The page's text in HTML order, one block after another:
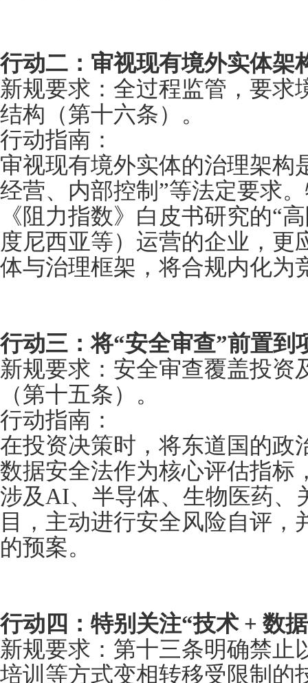
行动二：审视现有境外实体架
新规要求：全过程监管，要求
结构（第十六条）。
行动指南：
审视现有境外实体的治理架构
经营、内部控制”等法定要求
《阻力指数》白皮书研究的“
度尼西亚等）运营的企业，更
体与治理框架，将合规内化为
行动三：将“安全审查”前置到
新规要求：安全审查覆盖投资
（第十五条）。
行动指南：
在投资决策时，将东道国的政
数据安全法作为核心评估指标
涉及AI、半导体、生物医药、
目，主动进行安全风险自评，
的预案。
行动四：特别关注“技术 + 数
新规要求：第十三条明确禁止
培训等方式变相转移受限制的